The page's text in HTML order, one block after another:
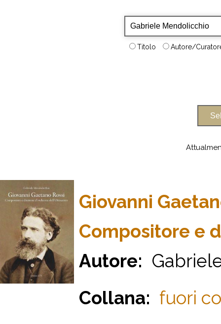
Titolo Autore/
Giovanni
Compositore e
Autore:
Collana: fuori